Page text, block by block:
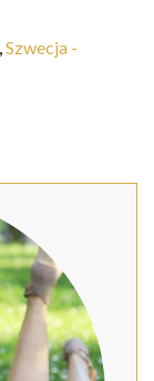
Szwecja -